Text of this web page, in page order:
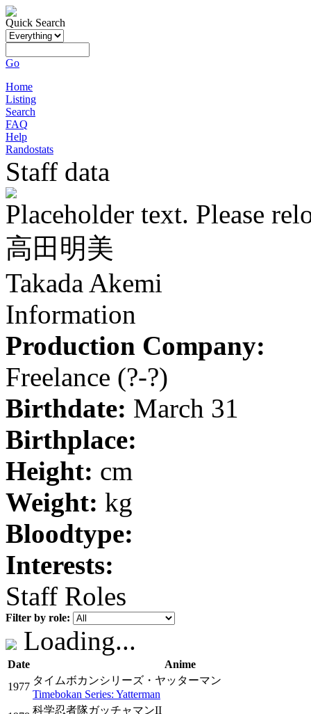
Quick Search
Go
Home
Listing
Search
FAQ
Help
Randostats
Staff data
Placeholder text. Please
高田明美
Takada Akemi
Information
Production Company:
Freelance (?-?)
Birthdate: March 31
Birthplace:
Height: cm
Weight: kg
Bloodtype:
Interests:
Staff Roles
Filter by role:
Loading...
Date
Anime
1977
タイムボカンシリーズ・ヤッターマン
Timebokan Series: Yatterman
科学忍者隊ガッチャマンII